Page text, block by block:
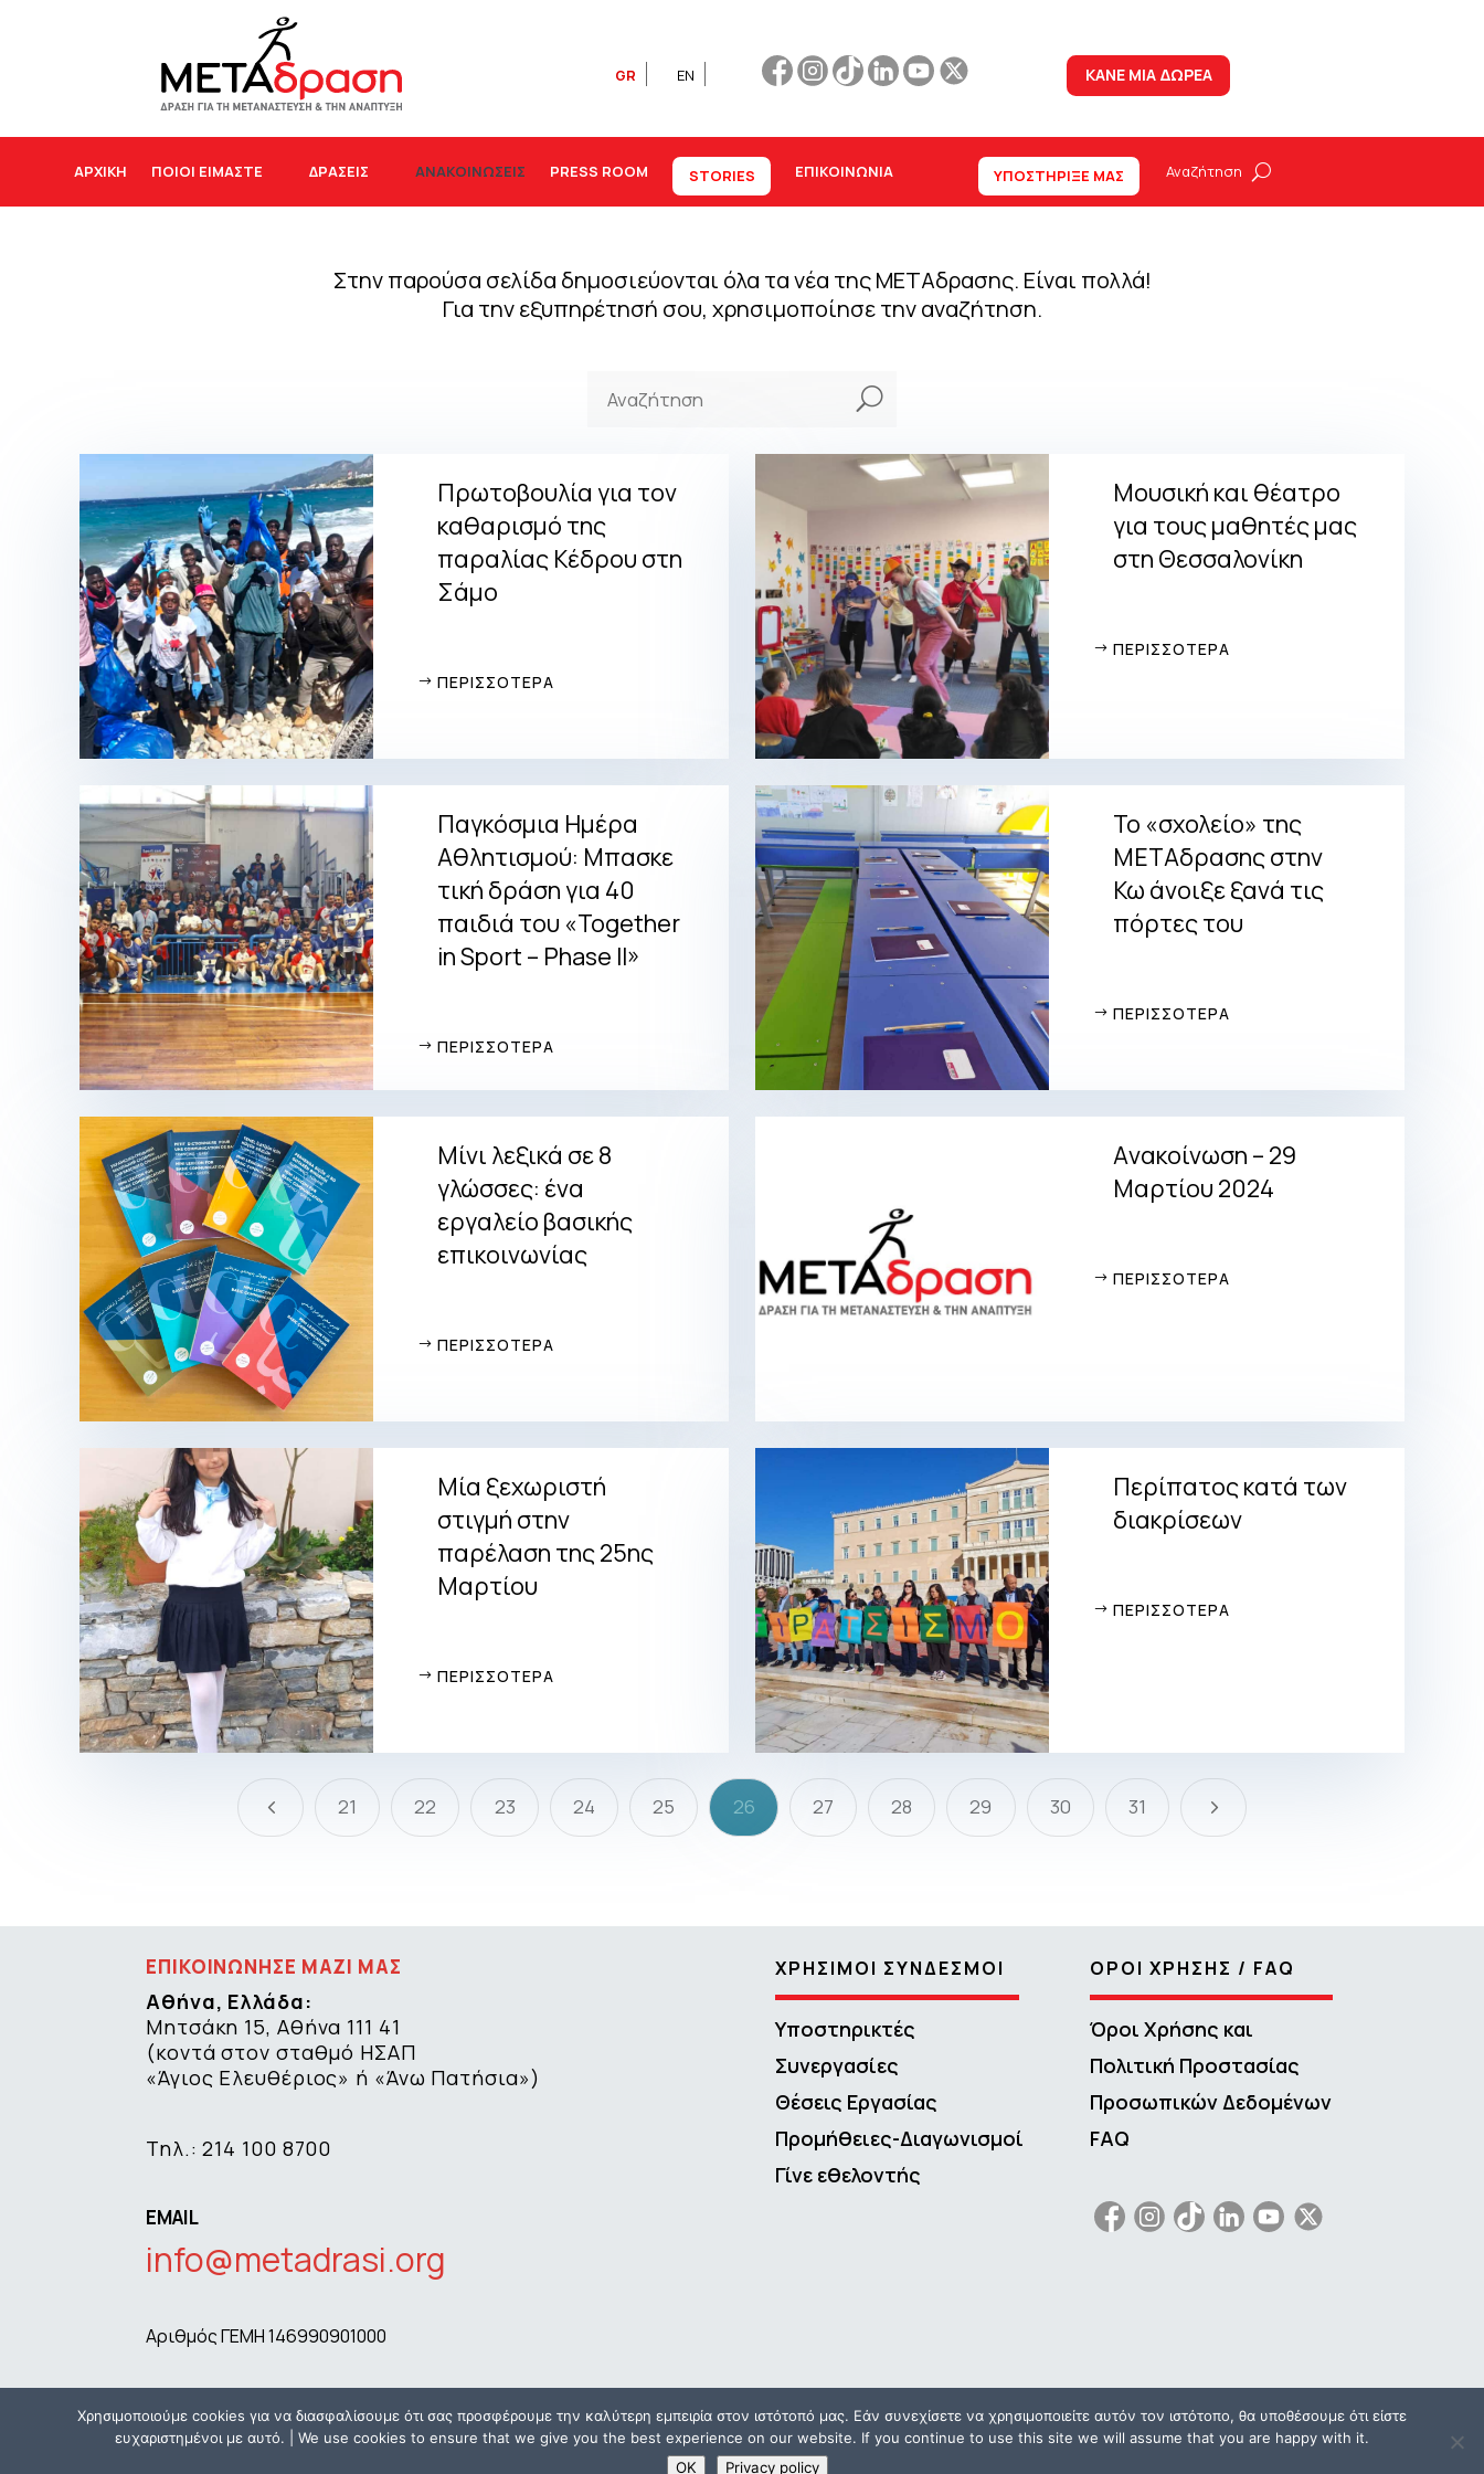
GR EN ΚΑΝΕ ΜΙΑ ΔΩΡΕΑ
ΑΡΧΙΚΉ ΠΟΙΟΙ ΕΙΜΑΣΤΕ ΔΡΆΣΕΙΣ ΑΝΑΚΟΙΝΩΣΕΙΣ PRESS ROOM STORIES ΕΠΙΚΟΙΝΩΝΊΑ ΥΠΟΣΤΗΡΙΞΕ ΜΑΣ
Στην παρούσα σελίδα δημοσιεύονται όλα τα νέα της ΜΕΤΑδρασης. Είναι πολλά!
Για την εξυπηρέτησή σου, χρησιμοποίησε την αναζήτηση.
U
Πρωτοβουλία για τον
καθαρισμό της
παραλίας Κέδρου στη
Σάμο
ΠΕΡΙΣΣΟΤΕΡΑ
Μουσική και θέατρο
για τους μαθητές μας
στη Θεσσαλονίκη
ΠΕΡΙΣΣΟΤΕΡΑ
Παγκόσμια Ημέρα
Αθλητισμού: Μπασκε
τική δράση για 40
παιδιά του «Together
in Sport – Phase II»
ΠΕΡΙΣΣΟΤΕΡΑ
Το «σχολείο» της
ΜΕΤΑδρασης στην
Κω άνοιξε ξανά τις
πόρτες του
ΠΕΡΙΣΣΟΤΕΡΑ
Μίνι λεξικά σε 8
γλώσσες: ένα
εργαλείο βασικής
επικοινωνίας
ΠΕΡΙΣΣΟΤΕΡΑ
Aνακοίνωση – 29
Μαρτίου 2024
ΠΕΡΙΣΣΟΤΕΡΑ
Μία ξεχωριστή
στιγμή στην
παρέλαση της 25ης
Μαρτίου
ΠΕΡΙΣΣΟΤΕΡΑ
Περίπατος κατά των
διακρίσεων
ΠΕΡΙΣΣΟΤΕΡΑ
4 21 22 23 24 25 26 27 28 29 30 31 5
ΕΠΙΚΟΙΝΩΝΗΣΕ ΜΑΖΙ ΜΑΣ
Αθήνα, Ελλάδα:
Μητσάκη 15, Αθήνα 111 41
(κοντά στον σταθμό ΗΣΑΠ
«Άγιος Ελευθέριος» ή «Άνω Πατήσια»)
Τηλ.: 214 100 8700
EMAIL
info@metadrasi.org
Αριθμός ΓΕΜΗ 146990901000
ΧΡΗΣΙΜΟΙ ΣΥΝΔΕΣΜΟΙ
Υποστηρικτές
Συνεργασίες
Θέσεις Εργασίας
Προμήθειες-Διαγωνισμοί
Γίνε εθελοντής
ΟΡΟΙ ΧΡΗΣΗΣ / FAQ
Όροι Χρήσης και
Πολιτική Προστασίας
Προσωπικών Δεδομένων
FAQ
Copyright © 2016 – 2026 ΜΕΤΑδραση | Powered by
Χρησιμοποιούμε cookies για να διασφαλίσουμε ότι σας προσφέρουμε την καλύτερη εμπειρία στον ιστότοπό μας. Εάν συνεχίσετε να χρησιμοποιείτε αυτόν τον ιστότοπο, θα υποθέσουμε ότι είστε
ευχαριστημένοι με αυτό. | We use cookies to ensure that we give you the best experience on our website. If you continue to use this site we will assume that you are happy with it.
OK
Privacy policy